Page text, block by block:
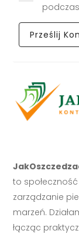
to
zarządzanie
marzeń.
łącząc